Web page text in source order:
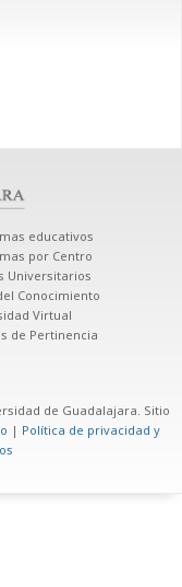
educativos
por Centro
Universitarios
Conocimiento
Virtual
de Pertinencia
de Guadalajara. Sitio
| Política de privacidad y